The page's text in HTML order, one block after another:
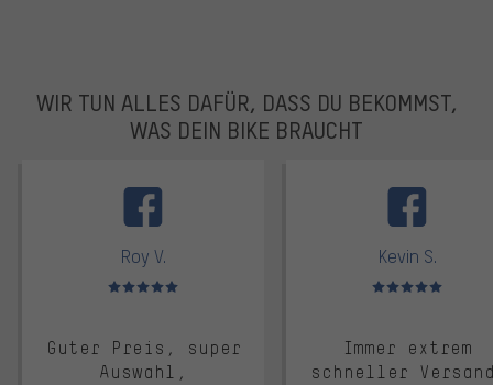
WIR TUN ALLES DAFÜR, DASS DU BEKOMMST,
WAS DEIN BIKE BRAUCHT
Roy V.
Bewertungen: 5 von 5
Guter Preis, super
Auswahl,
Kevin S.
Bewertungen: 5 von 5
Immer extrem
schneller